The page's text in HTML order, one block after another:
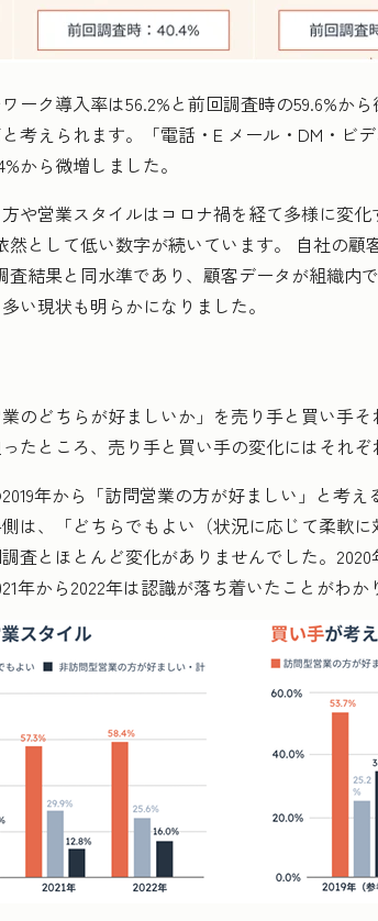
ーク導入率は56.2%と前回調査時の59.6%か
考えられます。「電話・E メール・DM・ビ
から微増しました。
や営業スタイルはコロナ禍を経て多様に変
然として低い数字が続いています。 自社の
査結果と同水準であり、顧客データが組織内
い現状も明らかになりました。
のどちらが好ましいか」を売り手と買い手
たところ、売り手と買い手の変化にはそれぞ
年から「訪問営業の方が好ましい」と考
は、「どちらでもよい（状況に応じて柔軟
査とほとんど変化がありませんでした。
年から2022年は認識が落ち着いたことがわか